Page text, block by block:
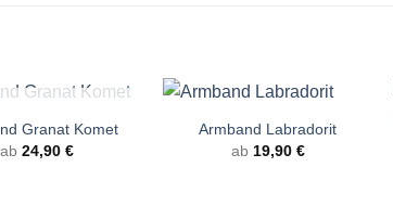
VORRÄTIG
Granat Komet
ab 24,90 €
Armband Labradorit
ab 19,90 €